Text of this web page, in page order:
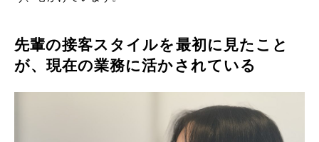
先輩の接客スタイルを最初に見たこと
が、現在の業務に活かされている